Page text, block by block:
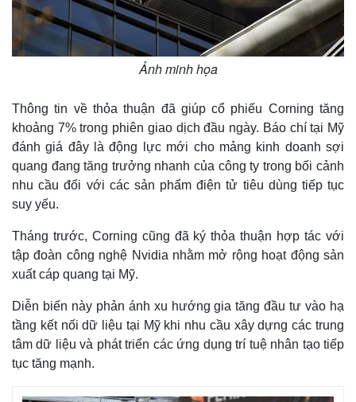
Ảnh minh họa
Thông tin về thỏa thuận đã giúp cổ phiếu Corning tăng
khoảng 7% trong phiên giao dịch đầu ngày. Báo chí tại Mỹ
đánh giá đây là động lực mới cho mảng kinh doanh sợi
quang đang tăng trưởng nhanh của công ty trong bối cảnh
nhu cầu đối với các sản phẩm điện tử tiêu dùng tiếp tục
suy yếu.
Tháng trước, Corning cũng đã ký thỏa thuận hợp tác với
tập đoàn công nghệ Nvidia nhằm mở rộng hoạt động sản
xuất cáp quang tại Mỹ.
Diễn biến này phản ánh xu hướng gia tăng đầu tư vào hạ
tầng kết nối dữ liệu tại Mỹ khi nhu cầu xây dựng các trung
tâm dữ liệu và phát triển các ứng dụng trí tuệ nhân tạo tiếp
tục tăng mạnh.